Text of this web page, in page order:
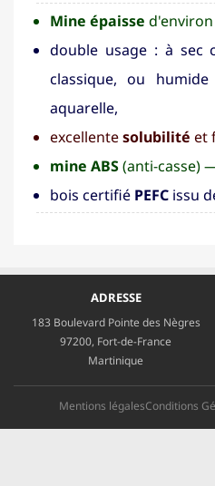
Mine épaisse
double usage : à sec
classique, ou
aquarelle,
excellentesolubilité et
mine ABS(anti-casse)
bois certifié PEFC issu
ADRESSE
183 Boulevard Pointe des Nègres
97200, Fort-de-France
Martinique
Mentions légalesConditions